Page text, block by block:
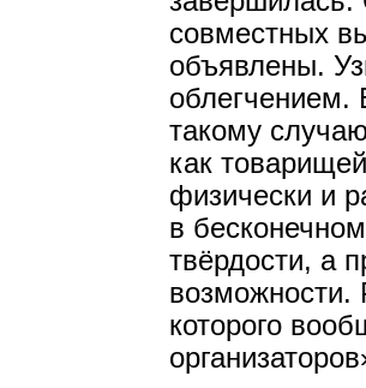
совместных
объявлены.
облегчением.
такому
как
физически и
в
твёрдости, а
возможности.
которого